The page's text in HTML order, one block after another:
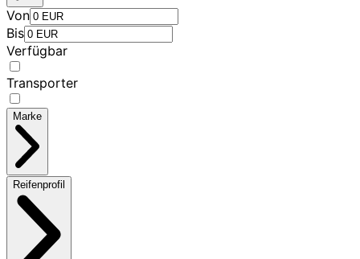
Von
Bis
Verfügbar
Transporter
Marke
Reifenprofil